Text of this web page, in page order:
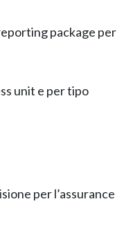
package per
unit e per tipo
per l’assurance